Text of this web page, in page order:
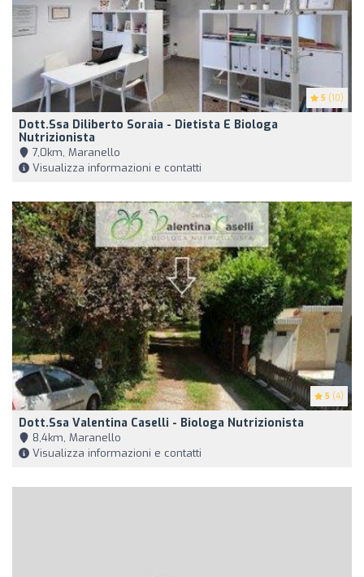
5 (10)
Dott.ssa Diliberto Soraia - Dietista E Biologa
Nutrizionista
7,0km, Maranello
Visualizza informazioni e contatti
5 (4)
Dott.ssa Valentina Caselli - Biologa Nutrizionista
8,4km, Maranello
Visualizza informazioni e contatti